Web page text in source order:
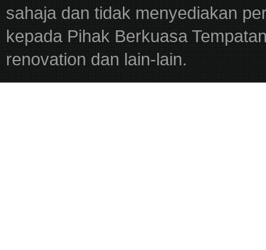
sahaja dan tidak menyediakan
kepada Pihak Berkuasa
renovation dan lain-lain.